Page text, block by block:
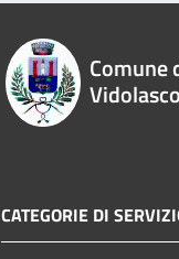
Comune
Vidolasco
CATEGORIE DI